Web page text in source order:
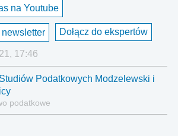
na Youtube
Dołącz do ekspertów
17:46
Studiów Podatkowych Modzelewski i
podatkowe